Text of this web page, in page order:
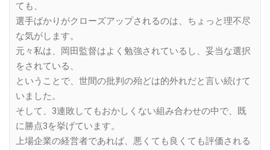
ても、
選手ばかりがクローズアップされるのは、ちょっと理不尽
な気がします。
元々私は、岡田監督はよく勉強されているし、妥当な選択
をされている、
ということで、世間の批判の殆どは的外れだと言い続けて
いました。
そして、3連敗してもおかしくない組み合わせの中で、既
に勝点3を挙げています。
上場企業の経営者であれば、悪くても良くても評価される